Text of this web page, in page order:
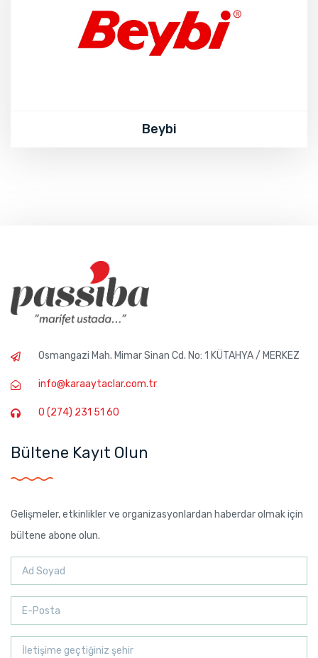
Beybi
Osmangazi Mah. Mimar Sinan Cd. No: 1 KÜTAHYA / MERKEZ
info@karaaytaclar.com.tr
0 (274) 231 51 60
Bültene Kayıt Olun
Gelişmeler, etkinlikler ve organizasyonlardan haberdar olmak için
bültene abone olun.